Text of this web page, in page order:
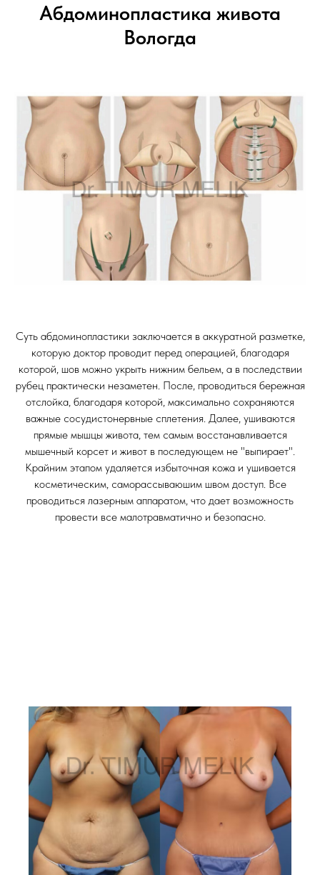
Абдоминопластика живота
Вологда
Суть абдоминопластики заключается в аккуратной разметке,
которую доктор проводит перед операцией, благодаря
которой, шов можно укрыть нижним бельем, а в последствии
рубец практически незаметен. После, проводиться бережная
отслойка, благодаря которой, максимально сохраняются
важные сосудистонервные сплетения. Далее, ушиваются
прямые мышцы живота, тем самым восстанавливается
мышечный корсет и живот в последующем не "выпирает".
Крайним этапом удаляется избыточная кожа и ушивается
косметическим, саморассываюшим швом доступ. Все
проводиться лазерным аппаратом, что дает возможность
провести все малотравматично и безопасно.